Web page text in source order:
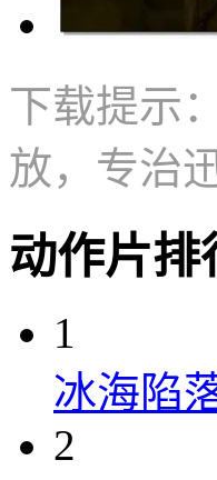
下载提示
放，专治
动作片排
1
冰海陷
2